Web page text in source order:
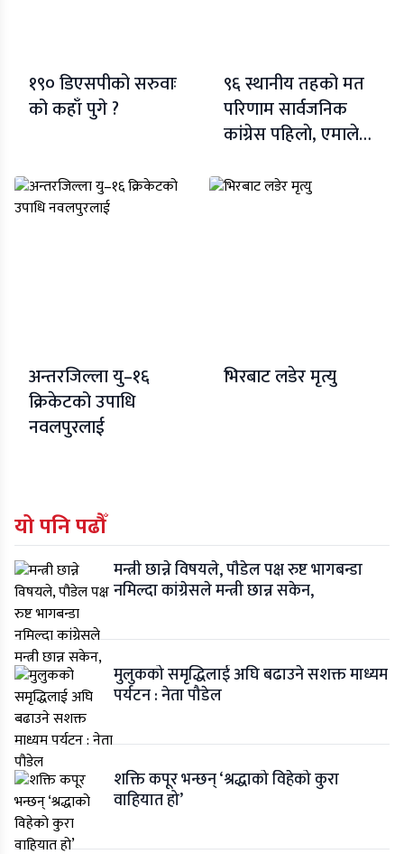
१९० डिएसपीको सरुवाः
को कहाँ पुगे ?
९६ स्थानीय तहको मत
परिणाम सार्वजनिक
कांग्रेस पहिलाे, एमाले
अन्तरजिल्ला यु–१६
क्रिकेटको उपाधि
नवलपुरलाई
भिरबाट लडेर मृत्यु
यो पनि पढौँ
मन्त्री छान्ने विषयले, पौडेल पक्ष रुष्ट भागबन्डा
नमिल्दा कांग्रेसले मन्त्री छान्न सकेन,
मुलुकको समृद्धिलाई अघि बढाउने सशक्त माध्यम
पर्यटन : नेता पौडेल
शक्ति कपूर भन्छन् ‘श्रद्धाको विहेको कुरा
वाहियात हो’